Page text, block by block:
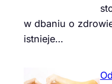
w dbaniu o
istnieje…